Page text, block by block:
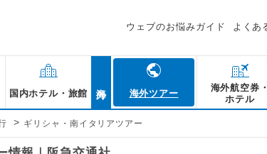
ウェブのお悩みガイド よくあ
国内ホテル・旅館 海外ツアー
海外航空券・
ホテル
> ギリシャ・南イタリアツアー